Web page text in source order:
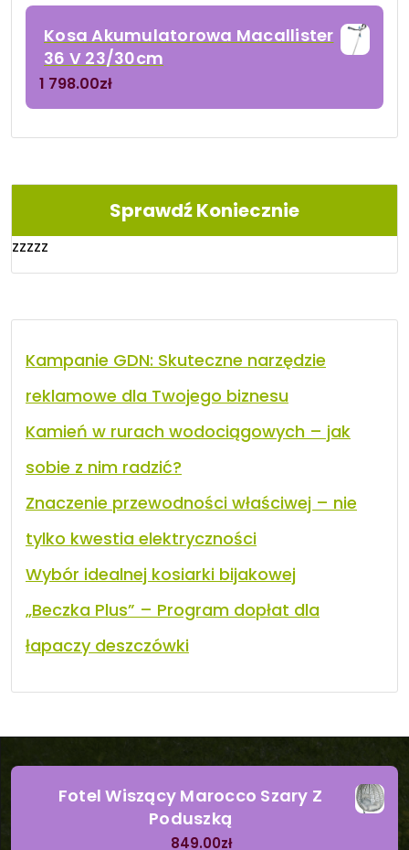
Kosa Akumulatorowa Macallister
36 V 23/30cm
1 798.00zł
Sprawdź Koniecznie
zzzzz
Kampanie GDN: Skuteczne narzędzie
reklamowe dla Twojego biznesu
Kamień w rurach wodociągowych – jak
sobie z nim radzić?
Znaczenie przewodności właściwej – nie
tylko kwestia elektryczności
Wybór idealnej kosiarki bijakowej
„Beczka Plus” – Program dopłat dla
łapaczy deszczówki
Fotel Wiszący Marocco Szary Z
Poduszką
849.00zł